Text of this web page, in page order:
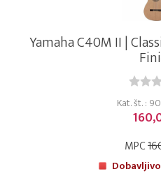
Yamaha C40M II |
Kat. št. :
MPC